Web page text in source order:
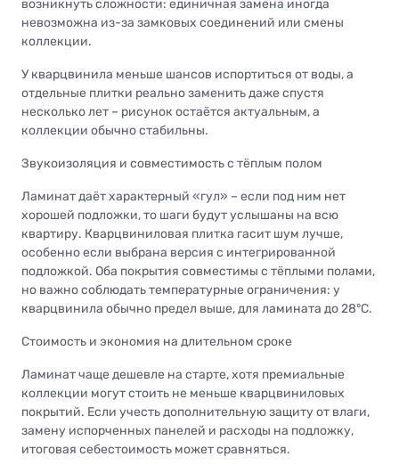
возникнуть сложности: единичная замена иногда
невозможна из-за замковых соединений или смены
коллекции.
У кварцвинила меньше шансов испортиться от воды, а
отдельные плитки реально заменить даже спустя
несколько лет – рисунок остаётся актуальным, а
коллекции обычно стабильны.
Звукоизоляция и совместимость с тёплым полом
Ламинат даёт характерный «гул» – если под ним нет
хорошей подложки, то шаги будут услышаны на всю
квартиру. Кварцвиниловая плитка гасит шум лучше,
особенно если выбрана версия с интегрированной
подложкой. Оба покрытия совместимы с тёплыми полами,
но важно соблюдать температурные ограничения: у
кварцвинила обычно предел выше, для ламината до 28°C.
Стоимость и экономия на длительном сроке
Ламинат чаще дешевле на старте, хотя премиальные
коллекции могут стоить не меньше кварцвиниловых
покрытий. Если учесть дополнительную защиту от влаги,
замену испорченных панелей и расходы на подложку,
итоговая себестоимость может сравняться.